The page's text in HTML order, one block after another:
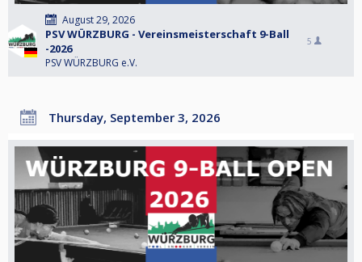
August 29, 2026
PSV WÜRZBURG - Vereinsmeisterschaft 9-Ball
-2026
PSV WÜRZBURG e.V.
5
Thursday, September 3, 2026